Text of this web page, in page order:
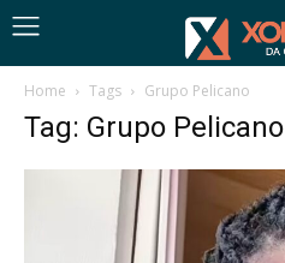
Home Tags Grupo Pelicano
Tag: Grupo Pelicano